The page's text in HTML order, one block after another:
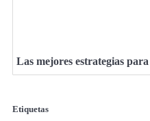
Las mejores estrategias
Etiquetas